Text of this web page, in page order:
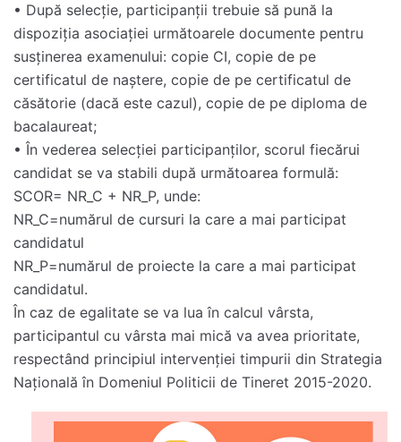
• După selecție, participanții trebuie să pună la
dispoziția asociației următoarele documente pentru
susținerea examenului: copie CI, copie de pe
certificatul de naștere, copie de pe certificatul de
căsătorie (dacă este cazul), copie de pe diploma de
bacalaureat;
• În vederea selecției participanților, scorul fiecărui
candidat se va stabili după următoarea formulă:
SCOR= NR_C + NR_P, unde:
NR_C=numărul de cursuri la care a mai participat
candidatul
NR_P=numărul de proiecte la care a mai participat
candidatul.
În caz de egalitate se va lua în calcul vârsta,
participantul cu vârsta mai mică va avea prioritate,
respectând principiul intervenției timpurii din Strategia
Națională în Domeniul Politicii de Tineret 2015-2020.